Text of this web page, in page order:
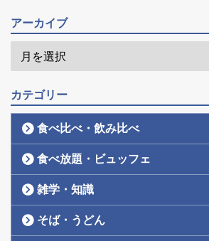
アーカイブ
カテゴリー
食べ比べ・飲み比べ
食べ放題・ビュッフェ
雑学・知識
そば・うどん